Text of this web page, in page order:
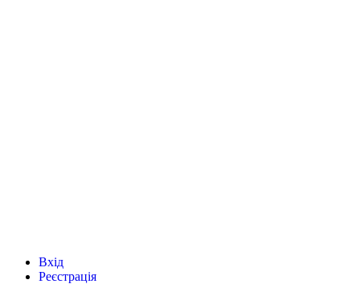
Вхід
Реєстрація